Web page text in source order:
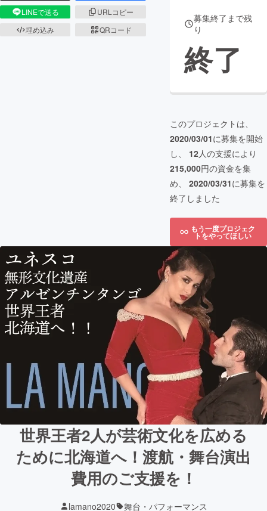
LINEで送る
URLコピー
埋め込み
QRコード
募集終了まで残
り
終了
このプロジェクトは、
2020/03/01に募集を開始
し、 12人の支援により
215,000円の資金を集
め、 2020/03/31に募集を
終了しました
もう一度プロジェク
トをやってほしい
世界王者2人が芸術文化を広める
ために北海道へ！渡航・舞台演出
費用のご支援を！
lamano2020 舞台・パフォーマンス